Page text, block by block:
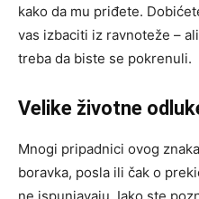
kako da mu priđete.
vas izbaciti iz ravnoteže –
treba da biste se pokrenuli.
Velike životne
Mnogi pripadnici ovog
boravka, posla ili čak o
ne ispunjavaju. Iako ste